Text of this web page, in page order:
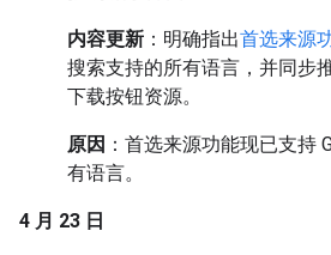
内容更新 ：明确指出首选来源
搜索支持的所有语言，并同步
下载按钮资源。
原因 ：首选来源功能现已支持
有语言。
4 月 23 日